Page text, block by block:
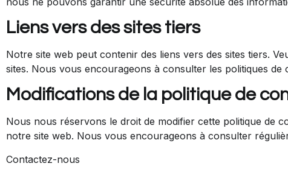
Liens vers des sites tiers
Notre site web peut contenir des liens vers des sites tiers.
sites. Nous vous encourageons à consulter les politiques
Modifications de la politique de
Nous nous réservons le droit de modifier cette politique de
notre site web. Nous vous encourageons à consulter
Contactez-nous